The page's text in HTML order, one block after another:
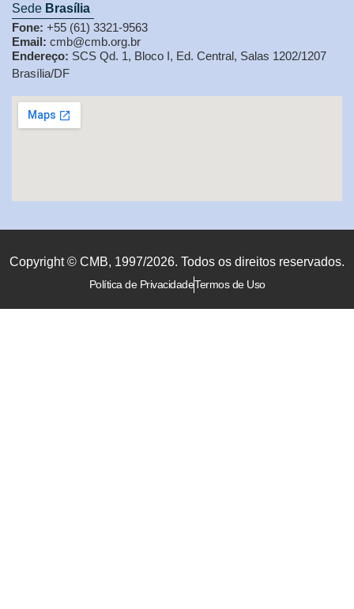
Sede Brasília
Fone: +55 (61) 3321-9563
Email: cmb@cmb.org.br
Endereço: SCS Qd. 1, Bloco I, Ed. Central, Salas 1202/1207
Brasília/DF
Copyright © CMB, 1997/2026. Todos os direitos reservados.
Política de PrivacidadeTermos de Uso